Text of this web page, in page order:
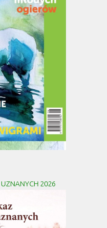
2026